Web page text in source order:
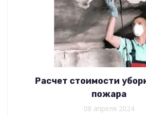
Расчет стоимости
пожара
08 апреля 2024